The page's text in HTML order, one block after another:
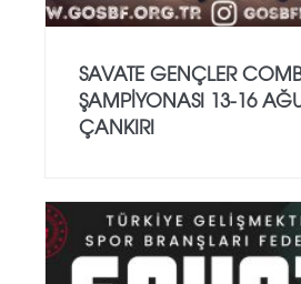
SAVATE GENÇLER
ŞAMPİYONASI 13-16
ÇANKIRI